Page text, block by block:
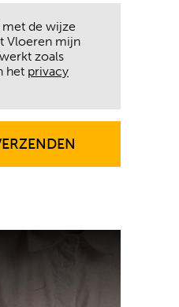
met de wijze
Vloeren mijn
zoals
het privacy